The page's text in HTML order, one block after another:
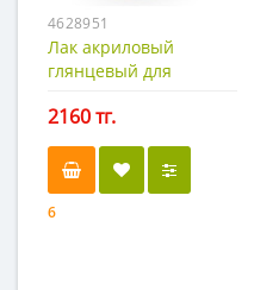
4628951
Лак акриловый
глянцевый для
2160 тг.
6